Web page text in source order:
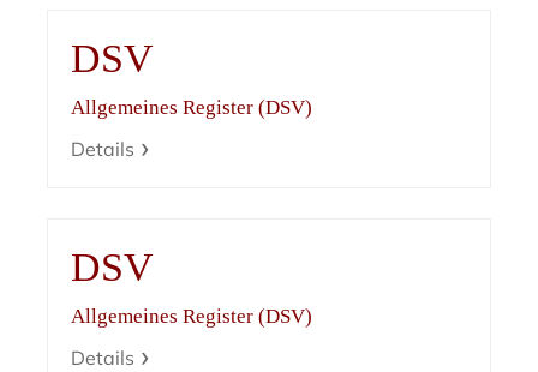
DSV
Allgemeines Register (DSV)
Details
DSV
Allgemeines Register (DSV)
Details